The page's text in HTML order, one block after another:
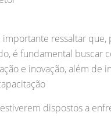
importante ressaltar que,
é fundamental buscar
e inovação, além de
dispostos a